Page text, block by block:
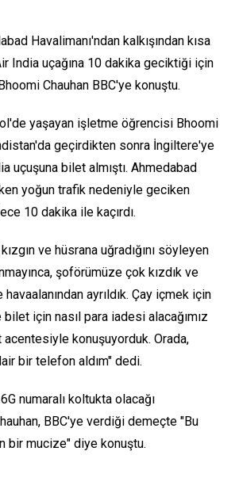
Havalimanı'ndan kalkışından kısa
India uçağına 10 dakika geciktiği için
Chauhan BBC'ye konuştu.
yaşayan işletme öğrencisi Bhoomi
geçirdikten sonra İngiltere'ye
uçuşuna bilet almıştı. Ahmedabad
yoğun trafik nedeniyle geciken
10 dakika ile kaçırdı.
kızgın ve hüsrana uğradığını söyleyen
şoförümüze çok kızdık ve
havaalanından ayrıldık. Çay içmek için
için nasıl para iadesi alacağımız
konuşuyorduk. Orada,
bir telefon aldım" dedi.
numaralı koltukta olacağı
BBC'ye verdiği demeçte "Bu
bir mucize" diye konuştu.